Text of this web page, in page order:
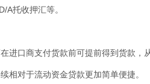
A托收押汇等。
进口商支付货款前可提前得到货款，
相对于流动资金贷款更加简单便捷。